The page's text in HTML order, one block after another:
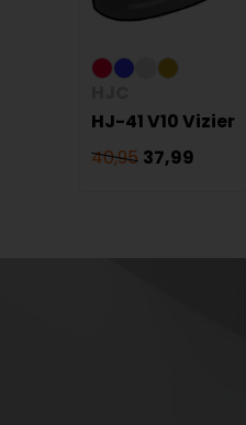
HJ-41 V10 Vizier
40,95 37,99